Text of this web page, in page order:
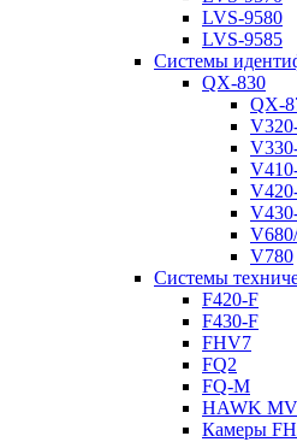
LVS-9580
LVS-9585
Системы
QX-830
QX-
V780
Системы
F420-F
F430-F
FHV7
FQ2
FQ-M
HAWK
Камеры